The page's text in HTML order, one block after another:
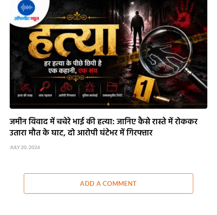
जमीन विवाद में चचेरे भाई की हत्या: जानिए कैसे रास्ते में रोककर
उतारा मौत के घाट, दो आरोपी घंटेभर में गिरफ्तार
JULY 20, 2026
ADD A COMMENT